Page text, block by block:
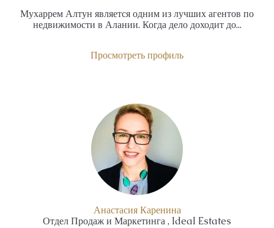
Мухаррем Алтун является одним из лучших агентов по
недвижимости в Алании. Когда дело доходит до...
Просмотреть профиль
Анастасия Каренина
Отдел Продаж и Маркетинга , Ideal Estates